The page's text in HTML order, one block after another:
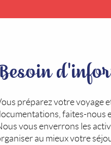
préparez votre voyage
faites-nous
vous enverrons les
au mieux votre